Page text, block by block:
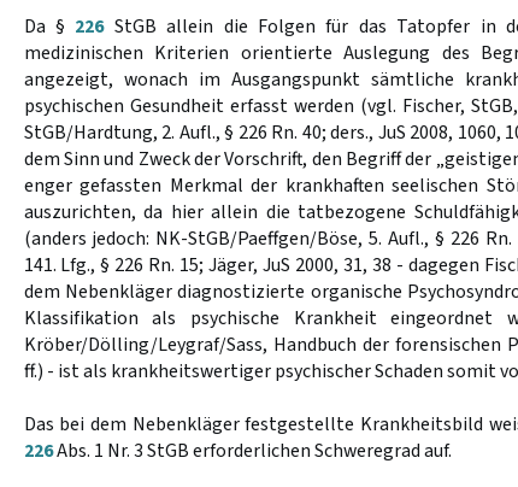
Da § 226StGB allein die Folgen für das Tatopfer in
medizinischen Kriterien orientierte Auslegung des
angezeigt, wonach im Ausgangspunkt sämtliche
psychischen Gesundheit erfasst werden (vgl. Fischer,
StGB/Hardtung, 2. Aufl., § 226 Rn. 40; ders., JuS 2008, 1060,
dem Sinn und Zweck der Vorschrift, den Begriff der
enger gefassten Merkmal der krankhaften seelischen
auszurichten, da hier allein die tatbezogene
(anders jedoch: NK-StGB/Paeffgen/Böse, 5. Aufl., § 226
141. Lfg., § 226 Rn. 15; Jäger, JuS 2000, 31, 38 - dagegen
dem Nebenkläger diagnostizierte organische
Klassifikation als psychische Krankheit eingeordnet
Kröber/Dölling/Leygraf/Sass, Handbuch der forensischen
ff.) - ist als krankheitswertiger psychischer Schaden somit
Das bei dem Nebenkläger festgestellte Krankheitsbild
226Abs. 1 Nr. 3 StGB erforderlichen Schweregrad auf.